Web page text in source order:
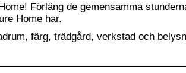
Förläng de gemensamma
Home har.
färg, trädgård, verkstad och